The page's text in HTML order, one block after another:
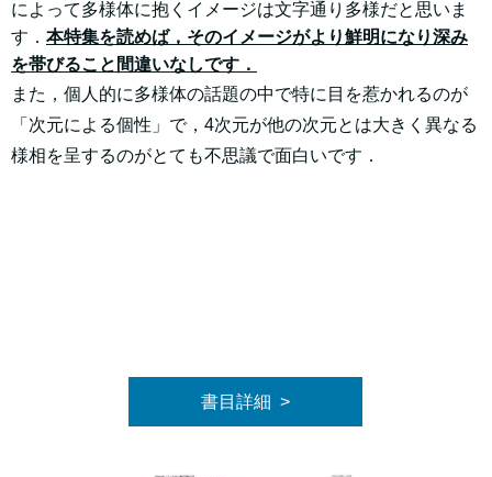
によって多様体に抱くイメージは文字通り多様だと思いま
す． 本特集を読めば，そのイメージがより鮮明になり深み
を帯びること間違いなしです．
また，個人的に多様体の話題の中で特に目を惹かれるのが
「次元による個性」で，4次元が他の次元とは大きく異なる
様相を呈するのがとても不思議で面白いです．
書目詳細